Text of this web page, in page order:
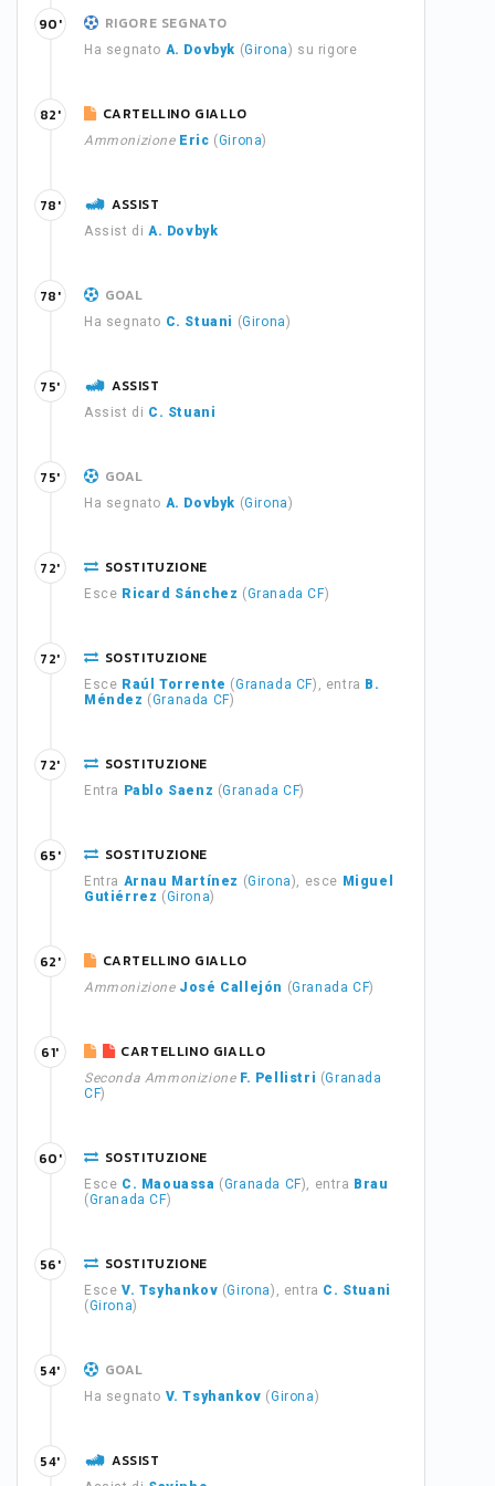
RIGORE SEGNATO
Ha segnato A. Dovbyk (Girona) su rigore
90'
CARTELLINO GIALLO
Ammonizione Eric (Girona)
82'
ASSIST
Assist di A. Dovbyk
78'
GOAL
Ha segnato C. Stuani (Girona)
78'
ASSIST
Assist di C. Stuani
75'
GOAL
Ha segnato A. Dovbyk (Girona)
75'
SOSTITUZIONE
Esce Ricard Sánchez (Granada CF)
72'
SOSTITUZIONE
Esce Raúl Torrente (Granada CF), entra B.
Méndez (Granada CF)
72'
SOSTITUZIONE
Entra Pablo Saenz (Granada CF)
72'
SOSTITUZIONE
Entra Arnau Martínez (Girona), esce Miguel
Gutiérrez (Girona)
65'
CARTELLINO GIALLO
Ammonizione José Callejón (Granada CF)
62'
CARTELLINO GIALLO
Seconda Ammonizione F. Pellistri (Granada
CF)
61'
SOSTITUZIONE
Esce C. Maouassa (Granada CF), entra Brau
(Granada CF)
60'
SOSTITUZIONE
Esce V. Tsyhankov (Girona), entra C. Stuani
(Girona)
56'
GOAL
Ha segnato V. Tsyhankov (Girona)
54'
ASSIST
54'